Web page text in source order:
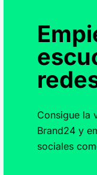
Consigue la
Brand24 y
sociales